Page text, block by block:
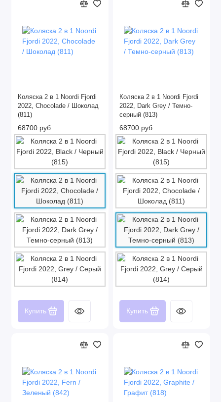
Коляска 2 в 1 Noordi Fjordi
2022, Chocolade / Шоколад
(811)
68700 руб
Купить
Коляска 2 в 1 Noordi Fjordi
2022, Dark Grey / Темно-
серный (813)
68700 руб
Купить